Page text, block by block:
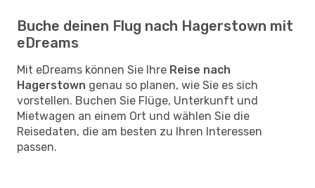
Buche deinen Flug nach Hagerstown mit
eDreams
Mit eDreams können Sie Ihre Reise nach
Hagerstown genau so planen, wie Sie es sich
vorstellen. Buchen Sie Flüge, Unterkunft und
Mietwagen an einem Ort und wählen Sie die
Reisedaten, die am besten zu Ihren Interessen
passen.